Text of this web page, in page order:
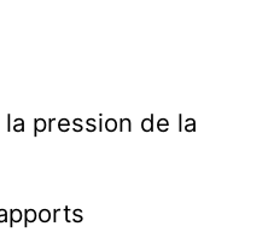
pression de la